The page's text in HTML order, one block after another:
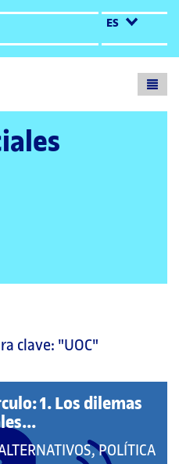
ES
clave: "UOC"
1. Los dilemas
POLÍTICA